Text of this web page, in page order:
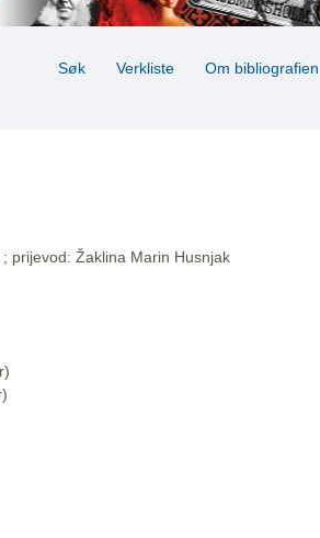
Søk Verkliste Om bibliografien
prijevod: Žaklina Marin Husnjak